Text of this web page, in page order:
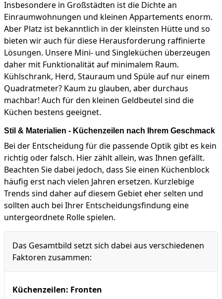
Insbesondere in Großstädten ist die Dichte an
Einraumwohnungen und kleinen Appartements enorm.
Aber Platz ist bekanntlich in der kleinsten Hütte und so
bieten wir auch für diese Herausforderung raffinierte
Lösungen. Unsere Mini- und Singleküchen überzeugen
daher mit Funktionalität auf minimalem Raum.
Kühlschrank, Herd, Stauraum und Spüle auf nur einem
Quadratmeter? Kaum zu glauben, aber durchaus
machbar! Auch für den kleinen Geldbeutel sind die
Küchen bestens geeignet.
Stil & Materialien - Küchenzeilen nach Ihrem Geschmack
Bei der Entscheidung für die passende Optik gibt es kein
richtig oder falsch. Hier zählt allein, was Ihnen gefällt.
Beachten Sie dabei jedoch, dass Sie einen Küchenblock
häufig erst nach vielen Jahren ersetzen. Kurzlebige
Trends sind daher auf diesem Gebiet eher selten und
sollten auch bei Ihrer Entscheidungsfindung eine
untergeordnete Rolle spielen.
Das Gesamtbild setzt sich dabei aus verschiedenen
Faktoren zusammen:
Küchenzeilen: Fronten